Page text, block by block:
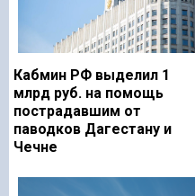
Кабмин РФ выделил 1
млрд руб. на помощь
пострадавшим от
паводков Дагестану и
Чечне